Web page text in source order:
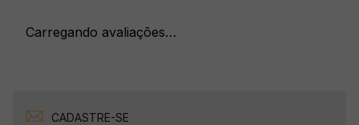
Carregando avaliações…
CADASTRE-SE